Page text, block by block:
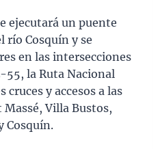
ejecutará un puente
río Cosquín y se
en las intersecciones
55, la Ruta Nacional
cruces y accesos a las
Villa Bustos,
Cosquín.